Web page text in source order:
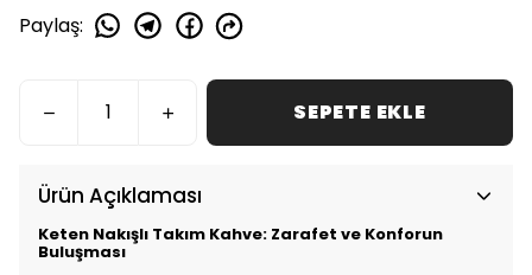
Paylaş:
SEPETE EKLE
Ürün Açıklaması
Keten Nakışlı Takım Kahve: Zarafet ve Konforun
Buluşması